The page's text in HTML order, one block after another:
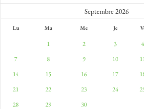
Septembre 2026
Lu Ma Me Je
1 2 3 4
7
8 9 10
14
15 16 17
21
22 23 24
28
29 30